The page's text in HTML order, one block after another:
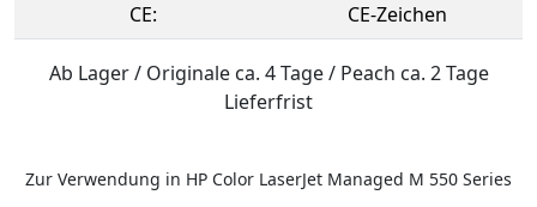
CE:
CE-Zeichen
Ab Lager / Originale ca. 4 Tage / Peach ca. 2 Tage
Lieferfrist
Zur Verwendung in HP Color LaserJet Managed M 550 Series